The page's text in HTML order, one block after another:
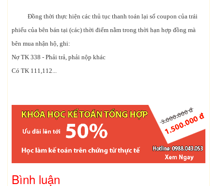
Đồng thời thực hiện các thủ tục thanh toán lại số coupon của trái
phiếu của bên bán tại (các) thời điểm nằm trong thời hạn hợp đồng mà
bên mua nhận hộ, ghi:
Nợ TK 338 - Phải trả, phải nộp khác
Có TK 111,112...
Bình luận